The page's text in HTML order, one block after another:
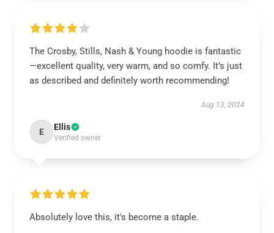
The Crosby, Stills, Nash & Young hoodie is fantastic
—excellent quality, very warm, and so comfy. It’s just
as described and definitely worth recommending!
Aug 13, 2024
E Ellis
Verified owner
Absolutely love this, it's become a staple.